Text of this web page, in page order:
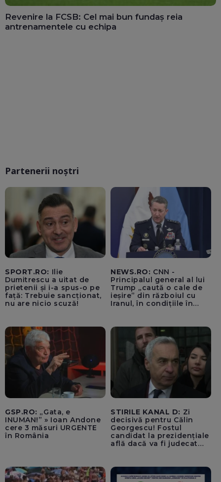
Revenire la FCSB: Cel mai bun fundaș reia
antrenamentele cu echipa
Partenerii noștri
SPORT.RO: Ilie
Dumitrescu a uitat de
prietenii și i-a spus-o pe
față: Trebuie sancționat,
nu are nicio scuză!
NEWS.RO: CNN -
Principalul general al lui
Trump „caută o cale de
ieșire” din războiul cu
Iranul, în condițiile în
GSP.RO: „Gata, e
INUMAN!” » Ioan Andone
cere 3 măsuri URGENTE
în România
STIRILE KANAL D: Zi
decisivă pentru Călin
Georgescu! Fostul
candidat la prezidențiale
află dacă va fi judecat